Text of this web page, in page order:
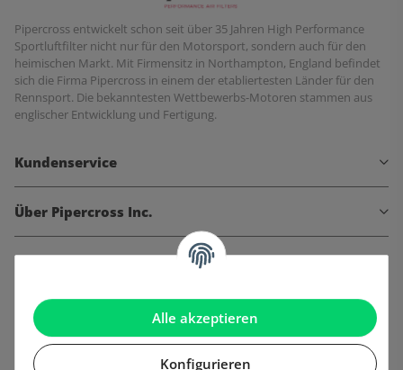
Alle akzeptieren
Konfigurieren
Pipercross entwickelt schon seit über 35 Jahren High Performance
Sportluftfilter nicht nur für den Motorsport, sondern auch für den
heimischen Markt. Mit Firmensitz in Northampton, England befindet
sich die Firma Pipercross in einem der etabliertesten Länder für den
Rennsport. Die bekanntesten Wettbewerbs-Motoren stammen aus
englischer Entwicklung und Fertigung.
Kundenservice
Über Pipercross Inc.
Informationen
Gesetzliche Informationen